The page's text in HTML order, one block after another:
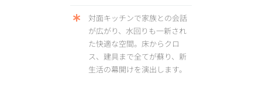
対面キッチンで家族との会話
が広がり、水回りも一新され
た快適な空間。床からクロ
ス、建具まで全てが蘇り、新
生活の幕開けを演出します。